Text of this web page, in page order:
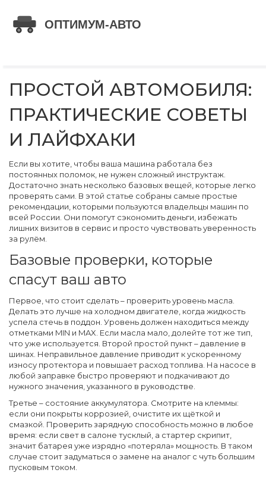
ПРОСТОЙ АВТОМОБИЛЯ:
ПРАКТИЧЕСКИЕ СОВЕТЫ
И ЛАЙФХАКИ
Если вы хотите, чтобы ваша машина работала без
постоянных поломок, не нужен сложный инструктаж.
Достаточно знать несколько базовых вещей, которые легко
проверять сами. В этой статье собраны самые простые
рекомендации, которыми пользуются владельцы машин по
всей России. Они помогут сэкономить деньги, избежать
лишних визитов в сервис и просто чувствовать уверенность
за рулём.
Базовые проверки, которые
спасут ваш авто
Первое, что стоит сделать – проверить уровень масла.
Делать это лучше на холодном двигателе, когда жидкость
успела стечь в поддон. Уровень должен находиться между
отметками MIN и MAX. Если масла мало, долейте тот же тип,
что уже используется. Второй простой пункт – давление в
шинах. Неправильное давление приводит к ускоренному
износу протектора и повышает расход топлива. На насосе в
любой заправке быстро проверяют и подкачивают до
нужного значения, указанного в руководстве.
Третье – состояние аккумулятора. Смотрите на клеммы:
если они покрыты коррозией, очистите их щёткой и
смазкой. Проверить зарядную способность можно в любое
время: если свет в салоне тусклый, а стартер скрипит,
значит батарея уже изрядно «потеряла» мощность. В таком
случае стоит задуматься о замене на аналог с чуть большим
пусковым током.